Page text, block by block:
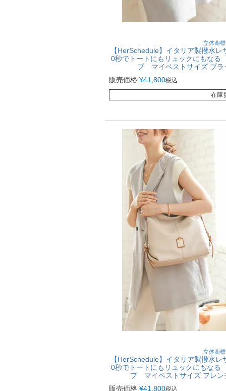
立体商
【HerSchedule】イタリア製撥水
0秒でトートにもリュックにもな
プ マイベストサイズ ブラ
販売価格 ¥41,800税込
在庫
立体商
【HerSchedule】イタリア製撥水
0秒でトートにもリュックにもな
プ マイベストサイズ フレン
販売価格 ¥41,800税込